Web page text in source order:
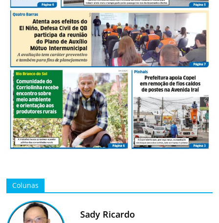
Colunas
Sady Ricardo